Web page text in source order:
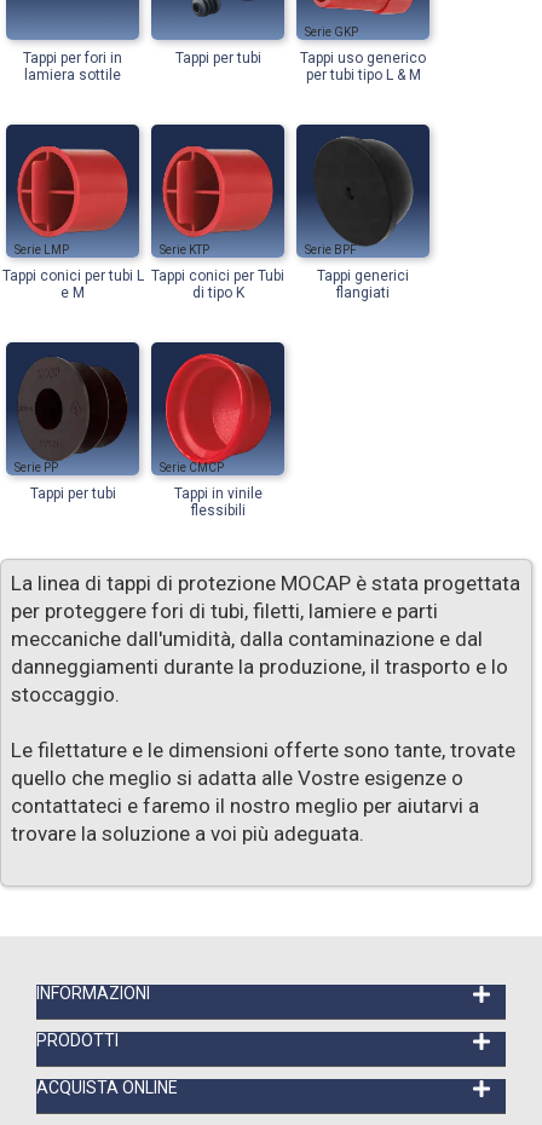
Tappi per fori in
lamiera sottile
Tappi per tubi
GKP
Tappi uso generico
per tubi tipo L & M
LMP
Tappi conici per tubi L
e M
KTP
Tappi conici per Tubi
di tipo K
BPF
Tappi generici
flangiati
PP
Tappi per tubi
CMCP
Tappi in vinile
flessibili
La linea di tappi di protezione MOCAP è stata progettata
per proteggere fori di tubi, filetti, lamiere e parti
meccaniche dall'umidità, dalla contaminazione e dal
danneggiamenti durante la produzione, il trasporto e lo
stoccaggio.
Le filettature e le dimensioni offerte sono tante, trovate
quello che meglio si adatta alle Vostre esigenze o
contattateci e faremo il nostro meglio per aiutarvi a
trovare la soluzione a voi più adeguata.
INFORMAZIONI
PRODOTTI
ACQUISTA ONLINE